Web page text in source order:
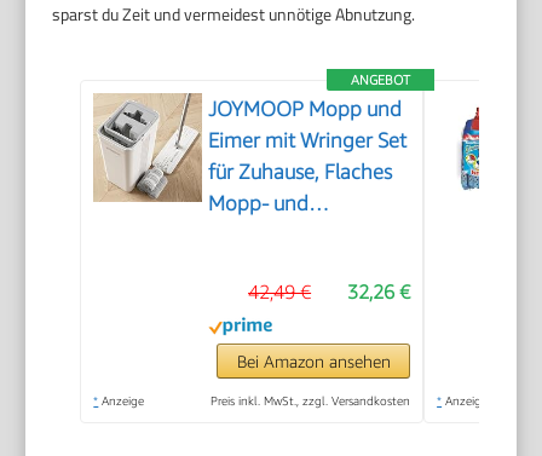
sparst du Zeit und vermeidest unnötige Abnutzung.
ANGEBOT
JOYMOOP Mopp und
Eimer mit Wringer Set
für Zuhause, Flaches
Mopp- und
und Wandreiniger,
mit 3
wiederverwendbaren
Mikrofaser-Mopp-
32,26 €
42,49 €
Bei Amazon ansehen
* Anzeige Preis inkl. MwSt., zzgl. Versandkosten * Anzeige